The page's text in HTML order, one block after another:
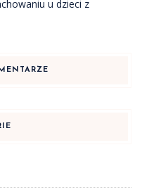
u dzieci z